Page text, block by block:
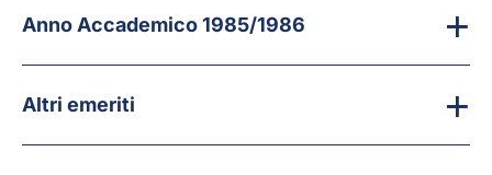
Anno Accademico 1985/1986
Altri emeriti